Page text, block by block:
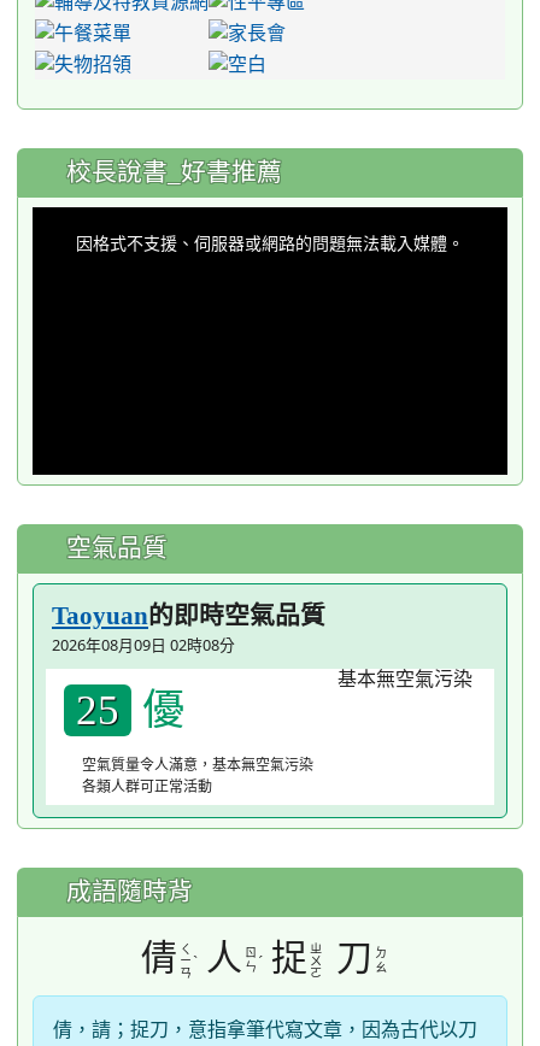
:::
校長說書_好書推薦
因格式不支援、伺服器或網路的問題無法載入媒體。
空氣品質
Taoyuan的即時空氣品質
2026年08月09日 02時08分
25 優
空氣質量令人滿意，基本無空氣污染
各類人群可正常活動
成語隨時背
倩 ㄑ
ㄧ
ㄢ
ˋ 人
ㄖ
ㄣ ˊ 捉 ㄓ
ㄨ
ㄛ
刀 ㄉ
ㄠ
倩，請；捉刀，意指拿筆代寫文章，因為古代以刀